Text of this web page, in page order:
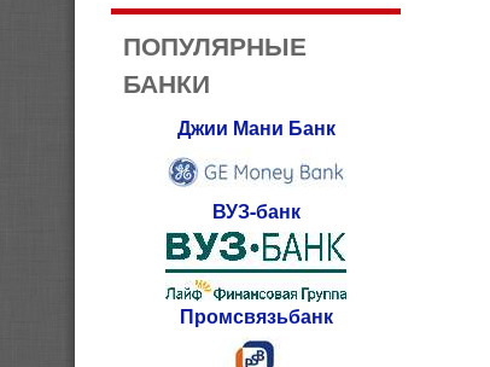
ПОПУЛЯРНЫЕ
БАНКИ
Джии Мани Банк
ВУЗ-банк
Промсвязьбанк